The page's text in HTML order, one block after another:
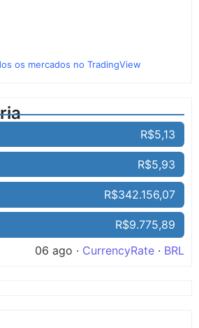
os mercados no TradingView
R$5,13
R$5,93
R$342.156,07
R$9.775,89
06 ago · CurrencyRate · BRL